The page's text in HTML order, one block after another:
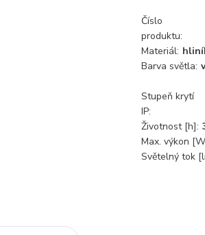
Číslo
produktu:
Materiál:
Barva světla:
Stupeň krytí
IP:
Životnost [h]:
Max. výkon
Světelný tok